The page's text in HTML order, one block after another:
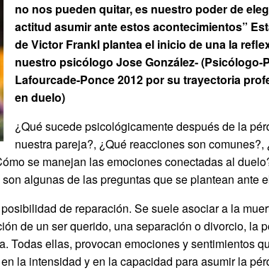
no nos pueden quitar, es nuestro poder de
actitud asumir ante estos acontecimientos”
de Victor Frankl plantea el inicio de una la
nuestro psicólogo Jose González- (Psicólogo-
Lafourcade-Ponce 2012 por su trayectoria
en duelo)
¿Qué sucede psicológicamente después de la
nuestra pareja?, ¿Qué reacciones son comunes?,
se manejan las emociones conectadas al
algunas de las preguntas que se plantean ante
de reparación. Se suele asociar a la
de un ser querido, una separación o divorcio, la
Todas ellas, provocan emociones y sentimientos
la intensidad y en la capacidad para asumir la